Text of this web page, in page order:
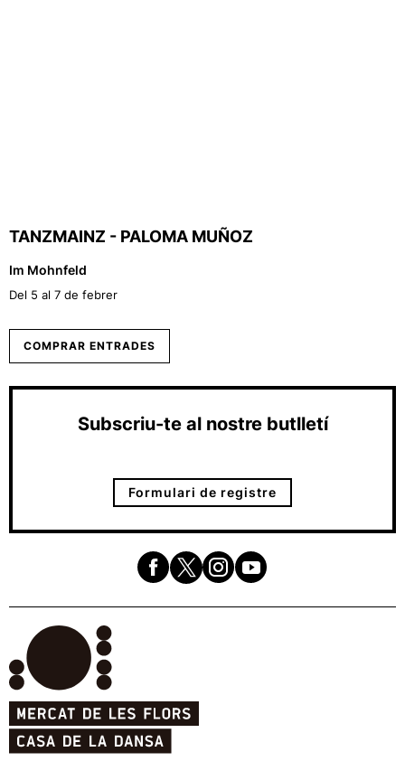
TANZMAINZ - PALOMA MUÑOZ
Im Mohnfeld
Del 5 al 7 de febrer
COMPRAR ENTRADES
Subscriu-te al nostre butlletí
Formulari de registre